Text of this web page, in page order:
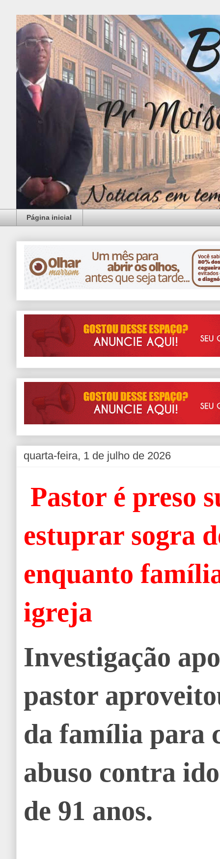
Página inicial
quarta-feira, 1 de julho de 2026
Pastor é preso
estuprar sogra
enquanto
igreja
Investigação
pastor
da família para
abuso contra
de 91 anos.